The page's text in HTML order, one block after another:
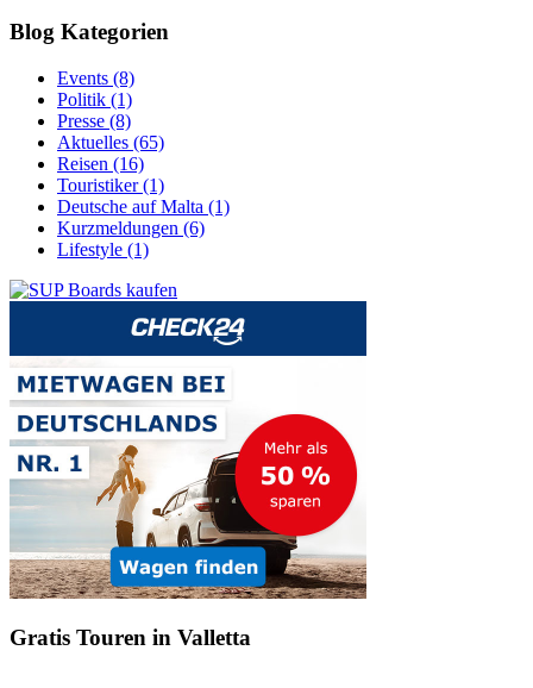
Blog Kategorien
Events (8)
Politik (1)
Presse (8)
Aktuelles (65)
Reisen (16)
Touristiker (1)
Deutsche auf Malta (1)
Kurzmeldungen (6)
Lifestyle (1)
Gratis Touren in Valletta